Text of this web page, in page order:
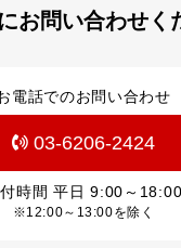
お問い合わせく
電話でのお問い合わせ
03-6206-2424
時間 平日9:00～18:00
※12:00～13:00を除く